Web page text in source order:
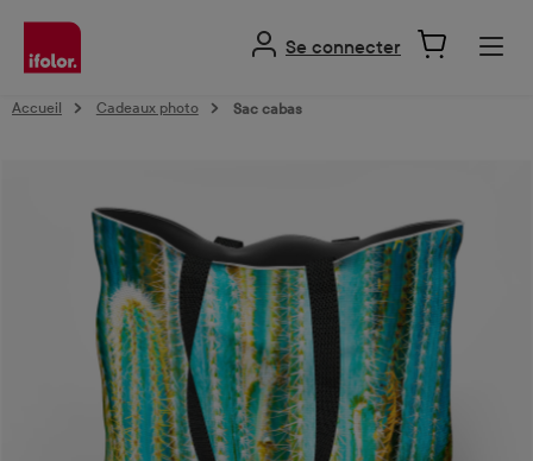
principal
Se connecter
Accueil Cadeaux photo Sac cabas